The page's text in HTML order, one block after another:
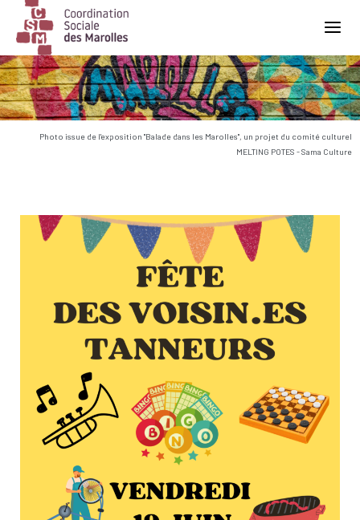
Main Navigation
Photo issue de l'exposition "Balade dans les Marolles", un projet du comité culturel
MELTING POTES - Sama Culture